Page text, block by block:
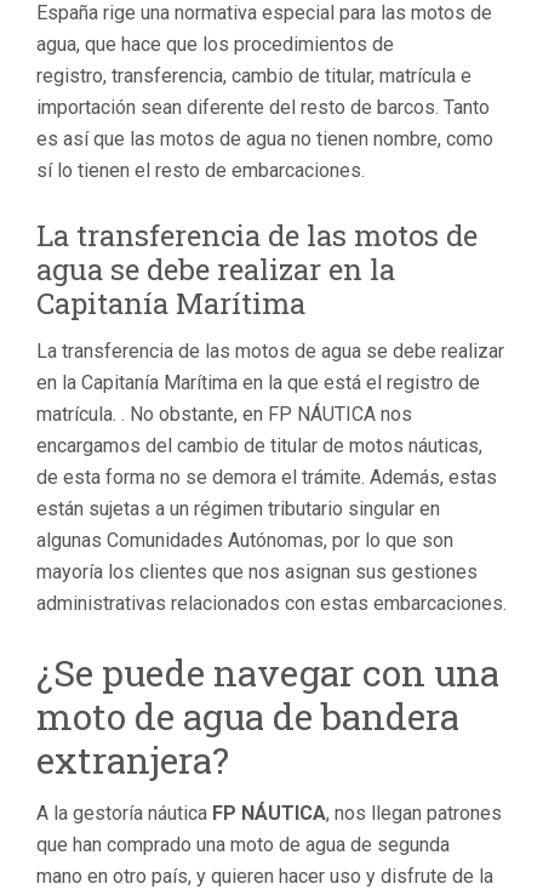
España rige una normativa especial para las motos de
agua, que hace que los procedimientos de
registro, transferencia, cambio de titular, matrícula e
importación sean diferente del resto de barcos. Tanto
es así que las motos de agua no tienen nombre, como
sí lo tienen el resto de embarcaciones.
La transferencia de las motos de
agua se debe realizar en la
Capitanía Marítima
La transferencia de las motos de agua se debe realizar
en la Capitanía Marítima en la que está el registro de
matrícula. . No obstante, en FP NÁUTICA nos
encargamos del cambio de titular de motos náuticas,
de esta forma no se demora el trámite. Además, estas
están sujetas a un régimen tributario singular en
algunas Comunidades Autónomas, por lo que son
mayoría los clientes que nos asignan sus gestiones
administrativas relacionados con estas embarcaciones.
¿Se puede navegar con una
moto de agua de bandera
extranjera?
A la gestoría náutica FP NÁUTICA, nos llegan patrones
que han comprado una moto de agua de segunda
mano en otro país, y quieren hacer uso y disfrute de la